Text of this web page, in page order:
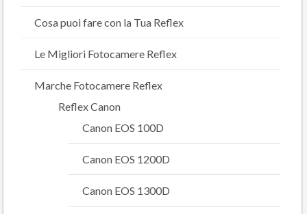
Cosa puoi fare con la Tua Reflex
Le Migliori Fotocamere Reflex
Marche Fotocamere Reflex
Reflex Canon
Canon EOS 100D
Canon EOS 1200D
Canon EOS 1300D